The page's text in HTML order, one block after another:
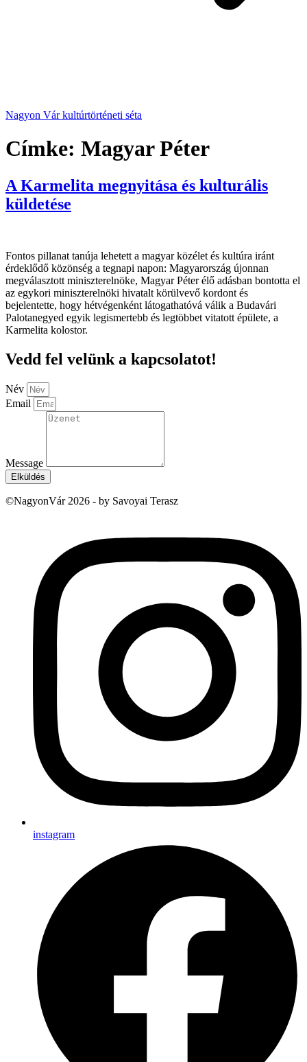
Nagyon Vár kultúrtörténeti séta
Címke: Magyar Péter
A Karmelita megnyitása és kulturális
küldetése
Fontos pillanat tanúja lehetett a magyar közélet és kultúra iránt
érdeklődő közönség a tegnapi napon: Magyarország újonnan
megválasztott miniszterelnöke, Magyar Péter élő adásban bontotta el
az egykori miniszterelnöki hivatalt körülvevő kordont és
bejelentette, hogy hétvégenként látogathatóvá válik a Budavári
Palotanegyed egyik legismertebb és legtöbbet vitatott épülete, a
Karmelita kolostor.
Vedd fel velünk a kapcsolatot!
Név
Email
Message
Elküldés
©NagyonVár 2026 - by Savoyai Terasz
instagram